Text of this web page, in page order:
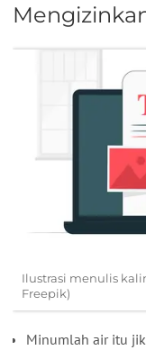
Ilustrasi menulis
Freepik)
Minumlah air itu